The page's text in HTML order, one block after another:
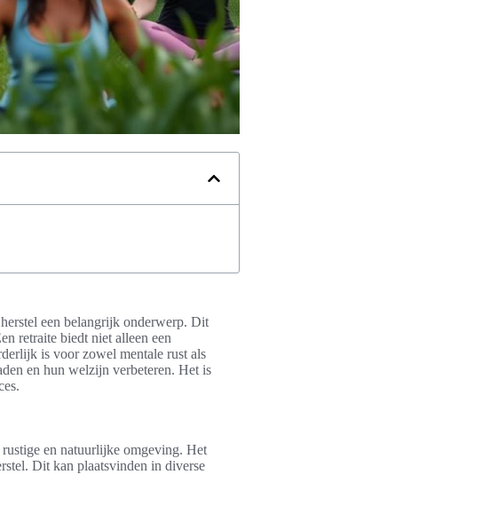
een belangrijk onderwerp. Dit
retraite biedt niet alleen een
is voor zowel mentale rust als
en hun welzijn verbeteren. Het is
en natuurlijke omgeving. Het
Dit kan plaatsvinden in diverse